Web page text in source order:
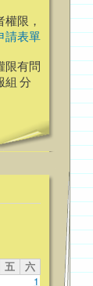
限，
請表單
限有問
組 分
五
六
1